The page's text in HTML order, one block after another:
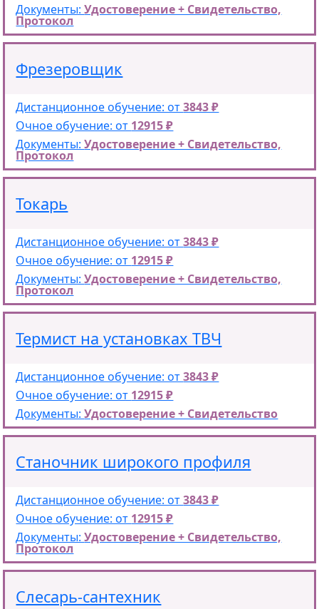
Документы:Удостоверение + Свидетельство,
Протокол
Фрезеровщик
Дистанционное обучение: от3843 ₽
Очное обучение: от 12915 ₽
Документы:Удостоверение + Свидетельство,
Протокол
Токарь
Дистанционное обучение: от3843 ₽
Очное обучение: от 12915 ₽
Документы:Удостоверение + Свидетельство,
Протокол
Термист на установках ТВЧ
Дистанционное обучение: от3843 ₽
Очное обучение: от 12915 ₽
Документы:Удостоверение + Свидетельство
Станочник широкого профиля
Дистанционное обучение: от3843 ₽
Очное обучение: от 12915 ₽
Документы:Удостоверение + Свидетельство,
Протокол
Слесарь-сантехник